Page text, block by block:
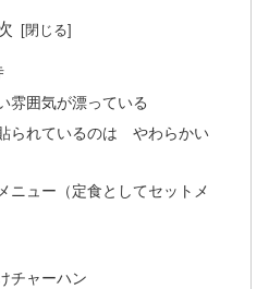
囲気が漂っている
られているのは やわらかい
ュー（定食としてセットメ
チャーハン